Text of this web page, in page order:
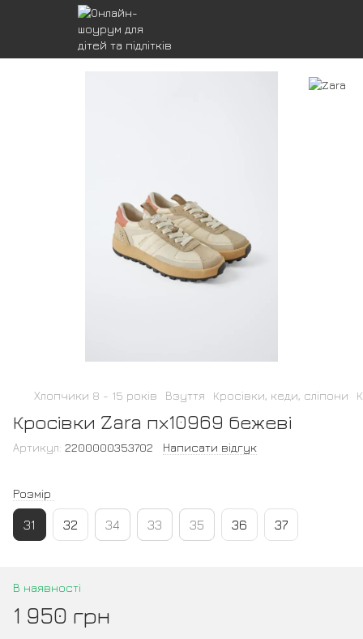
Хлопчики 8 - 15 років Взуття Кросівки, кеди, сліпони
Кросівки Zara пх10969 бежеві
Артикул: 2200000353702 Написати відгук
Розмір
31 32 34 33 35 36 37
В наявності
1 950 грн